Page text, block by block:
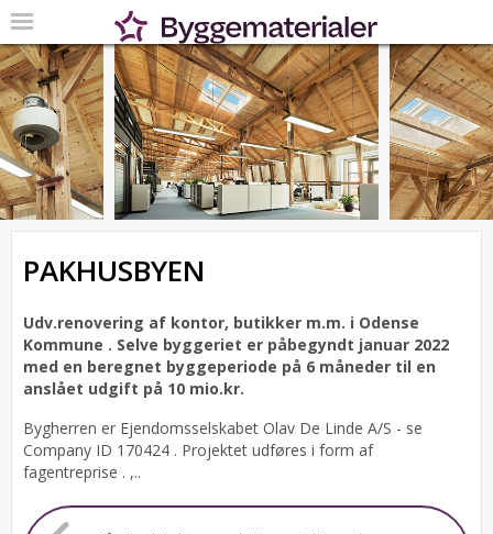
PAKHUSBYEN
Udv.renovering af kontor, butikker m.m. i Odense
Kommune . Selve byggeriet er påbegyndt januar 2022
med en beregnet byggeperiode på 6 måneder til en
anslået udgift på 10 mio.kr.
Bygherren er Ejendomsselskabet Olav De Linde A/S - se
Company ID 170424 . Projektet udføres i form af
fagentreprise . ,..